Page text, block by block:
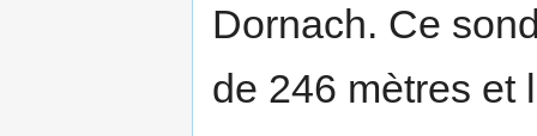
Dornach. Ce
de 246 mètres et